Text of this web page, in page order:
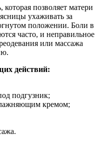
позволяет матери
ухаживать за
положении. Боли в
часто, и неправильное
или массажа
действий:
подгузник;
кремом;